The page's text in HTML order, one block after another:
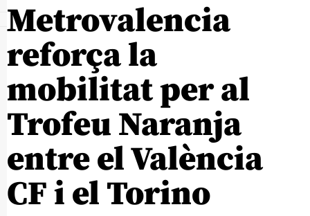
Metrovalencia
reforça la
mobilitat per al
Trofeu Naranja
entre el València
CF i el Torino